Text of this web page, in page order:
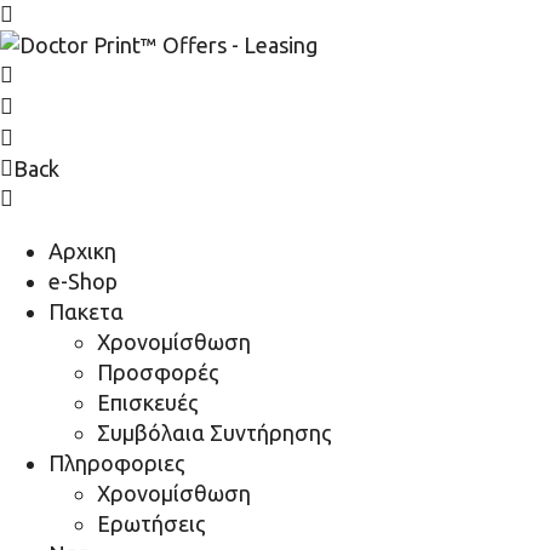
Back
Αρχικη
e-Shop
Πακετα
Χρονομίσθωση
Προσφορές
Επισκευές
Συμβόλαια Συντήρησης
Πληροφοριες
Χρονομίσθωση
Ερωτήσεις